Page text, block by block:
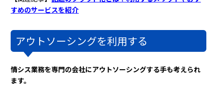
すめのサービスを紹介
アウトソーシングを利用する
情シス業務を専門の会社にアウトソーシングする手も考えられ
ます。